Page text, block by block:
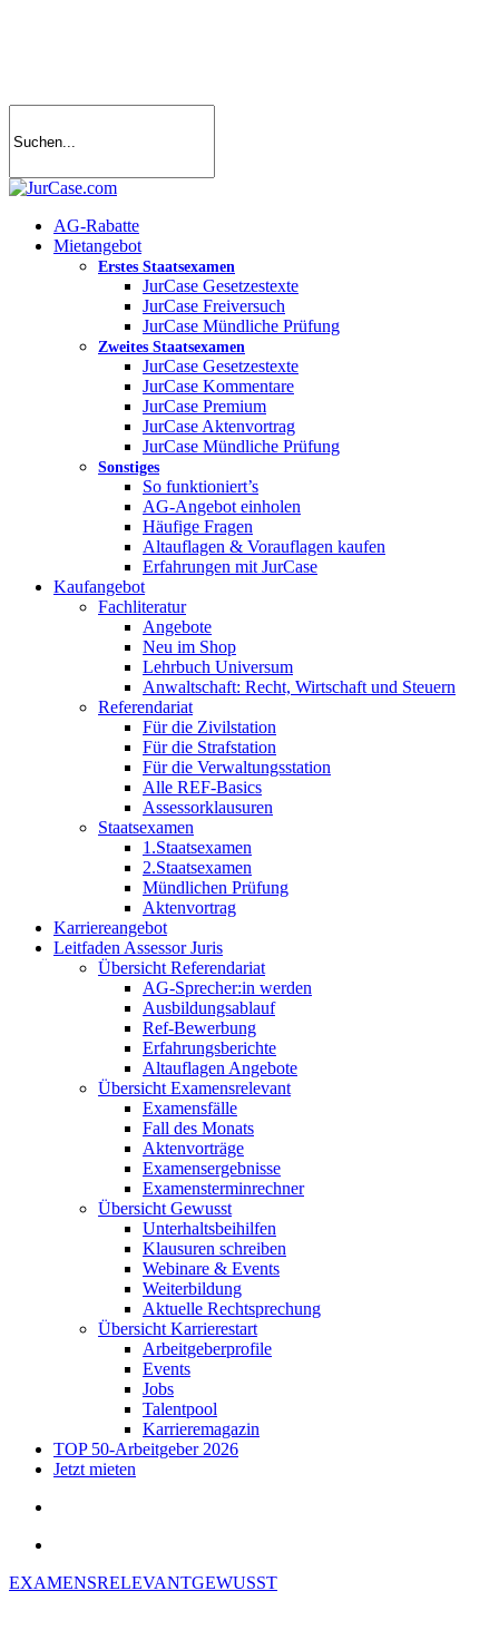
search
account
Menu
AG-Rabatte
Mietangebot
Erstes Staatsexamen
JurCase Gesetzestexte
JurCase Freiversuch
JurCase Mündliche Prüfung
Zweites Staatsexamen
JurCase Gesetzestexte
JurCase Kommentare
JurCase Premium
JurCase Aktenvortrag
JurCase Mündliche Prüfung
Sonstiges
So funktioniert’s
AG-Angebot einholen
Häufige Fragen
Altauflagen & Vorauflagen kaufen
Erfahrungen mit JurCase
Kaufangebot
Fachliteratur
Angebote
Neu im Shop
Lehrbuch Universum
Anwaltschaft: Recht, Wirtschaft und Steuern
Referendariat
Für die Zivilstation
Für die Strafstation
Für die Verwaltungsstation
Alle REF-Basics
Assessorklausuren
Staatsexamen
1.Staatsexamen
2.Staatsexamen
Mündlichen Prüfung
Aktenvortrag
Karriereangebot
Leitfaden Assessor Juris
Übersicht Referendariat
AG-Sprecher:in werden
Ausbildungsablauf
Ref-Bewerbung
Erfahrungsberichte
Altauflagen Angebote
Übersicht Examensrelevant
Examensfälle
Fall des Monats
Aktenvorträge
Examensergebnisse
Examensterminrechner
Übersicht Gewusst
Unterhaltsbeihilfen
Klausuren schreiben
Webinare & Events
Weiterbildung
Aktuelle Rechtsprechung
Übersicht Karrierestart
Arbeitgeberprofile
Events
Jobs
Talentpool
Karrieremagazin
TOP 50-Arbeitgeber 2026
Jetzt mieten
EXAMENSRELEVANTGEWUSST